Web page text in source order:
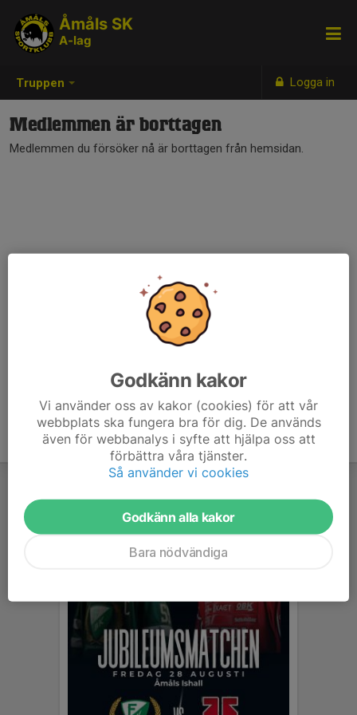
Truppen Logga in
Åmåls SK
A-lag
Medlemmen är borttagen
Medlemmen du försöker nå är borttagen från hemsidan.
Godkänn kakor
Vi använder oss av kakor (cookies) för att vår
webbplats ska fungera bra för dig. De används
även för webbanalys i syfte att hjälpa oss att
förbättra våra tjänster.
Så använder vi cookies
Godkänn alla kakor
Bara nödvändiga